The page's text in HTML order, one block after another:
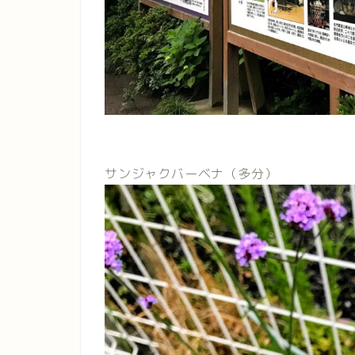
サンジャクバーベナ（多分）